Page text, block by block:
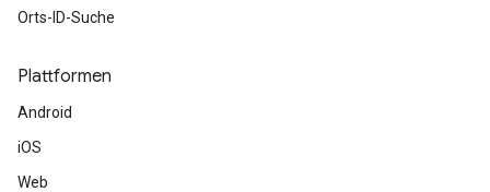
Orts-ID-Suche
Plattformen
Android
iOS
Web